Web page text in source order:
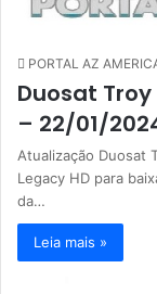
PORTAL AZ
Duosat Troy
– 22/01/
Atualização Duosat
Legacy HD para
da…
Leia mais »